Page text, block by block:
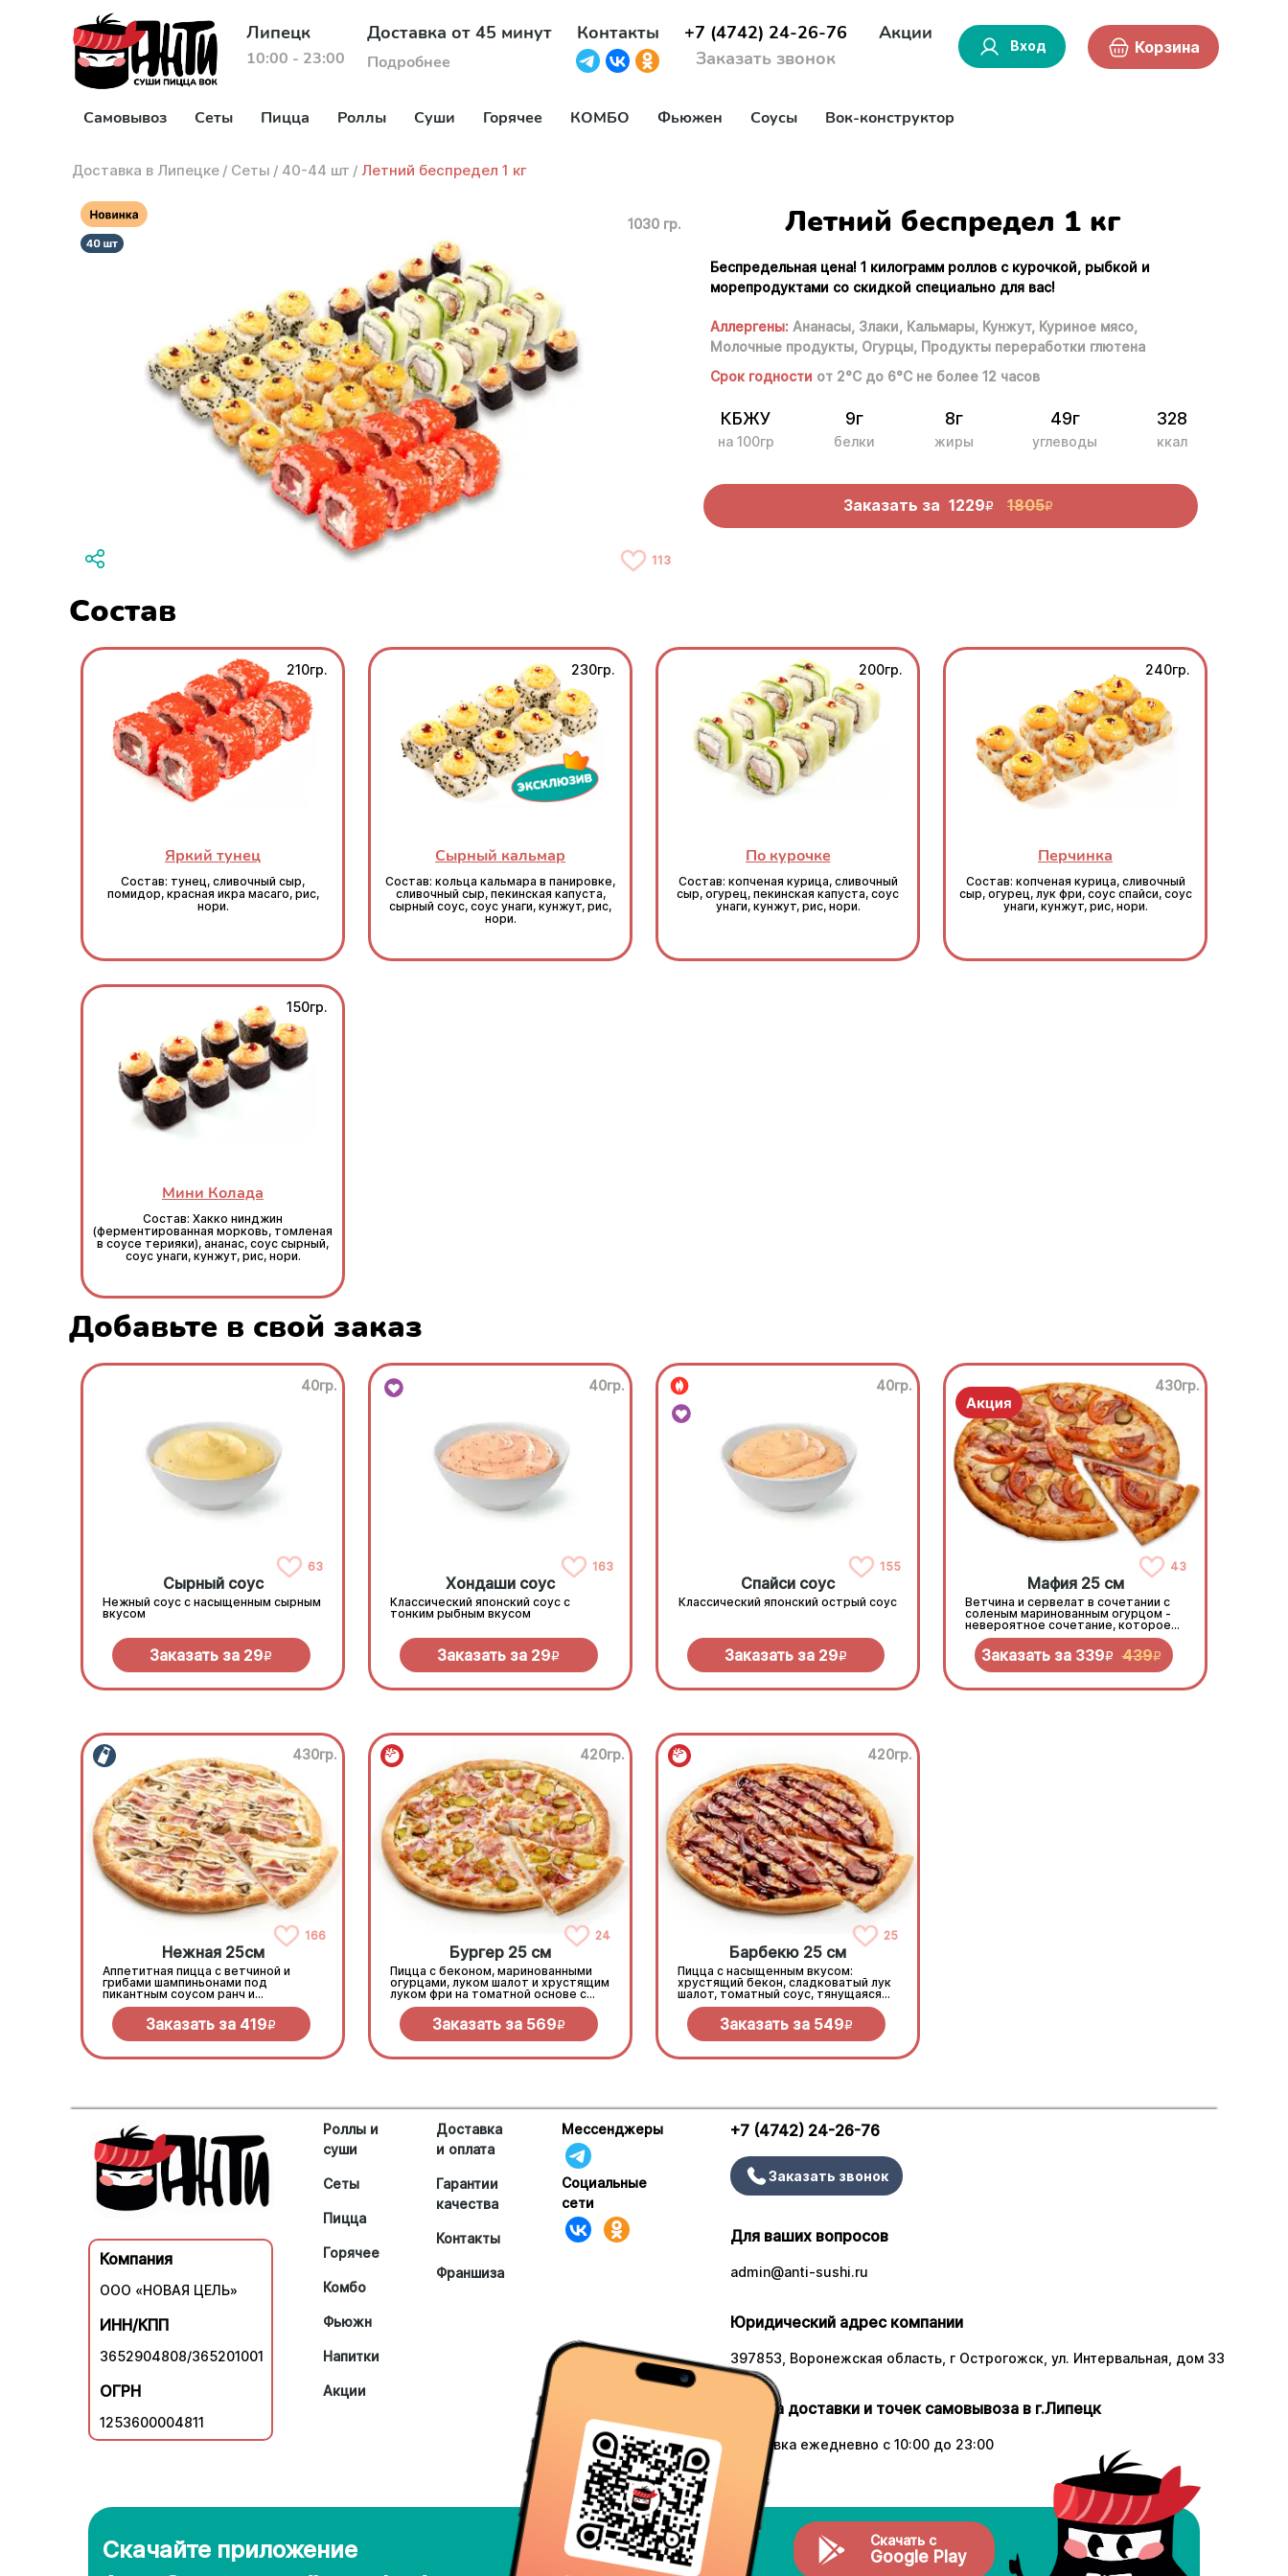
Липецк
10:00 - 23:00
Доставка от 45 минут
Подробнее
Контакты
+7 (4742) 24-26-76
Заказать звонок
Акции
Вход Корзина
Самовывоз Сеты Пицца Роллы Суши Горячее КОМБО Фьюжен Соусы Вок-конструктор
Доставка в Липецке / Сеты / 40-44 шт / Летний беспредел 1 кг
1030 гр.
113
Летний беспредел 1 кг
Беспредельная цена! 1 килограмм роллов с курочкой, рыбкой и
морепродуктами со скидкой специально для вас!
Аллергены: Ананасы, Злаки, Кальмары, Кунжут, Куриное мясо,
Молочные продукты, Огурцы, Продукты переработки глютена
Срок годности от 2°С до 6°С не более 12 часов
КБЖУ
на 100гр
9г
белки
8г
жиры
49г
углеводы
328
ккал
Заказать за 1229R 1805R
Состав
210гр.
Яркий тунец
Состав: тунец, сливочный сыр,
помидор, красная икра масаго, рис,
нори.
230гр.
Сырный кальмар
Состав: кольца кальмара в панировке,
сливочный сыр, пекинская капуста,
сырный соус, соус унаги, кунжут, рис,
нори.
200гр.
По курочке
Состав: копченая курица, сливочный
сыр, огурец, пекинская капуста, соус
унаги, кунжут, рис, нори.
240гр.
Перчинка
Состав: копченая курица, сливочный
сыр, огурец, лук фри, соус спайси, соус
унаги, кунжут, рис, нори.
150гр.
Мини Колада
Состав: Хакко нинджин
(ферментированная морковь, томленая
в соусе терияки), ананас, соус сырный,
соус унаги, кунжут, рис, нори.
Добавьте в свой заказ
40гр.
63
Сырный соус
Нежный соус с насыщенным сырным
вкусом
Заказать за 29R
40гр.
163
Хондаши соус
Классический японский соус с
тонким рыбным вкусом
Заказать за 29R
40гр.
155
Спайси соус
Классический японский острый соус
Заказать за 29R
430гр.
43
Мафия 25 см
Ветчина и сервелат в сочетании с
соленым маринованным огурцом -
невероятное сочетание, которое
нужно попробовать!
Заказать за 339R 439R
430гр.
166
Нежная 25см
Аппетитная пицца с ветчиной и
грибами шампиньонами под
пикантным соусом ранч и
моцареллой
Заказать за 419R
420гр.
24
Бургер 25 см
Пицца с беконом, маринованными
огурцами, луком шалот и хрустящим
луком фри на томатной основе с
моцареллой.
Заказать за 569R
420гр.
25
Барбекю 25 см
Пицца с насыщенным вкусом:
хрустящий бекон, сладковатый лук
шалот, томатный соус, тянущаяся
моцарелла и дымный прянный соус
барбекю.Заказать за 549R
Компания
ООО «НОВАЯ ЦЕЛЬ»
ИНН/КПП
3652904808/365201001
ОГРН
1253600004811
Роллы и
суши
Сеты
Пицца
Горячее
Комбо
Фьюжн
Напитки
Акции
Доставка
и оплата
Гарантии
качества
Контакты
Франшиза
Мессенджеры
Социальные
сети
+7 (4742) 24-26-76
Заказать звонок
Для ваших вопросов
admin@anti-sushi.ru
Юридический адрес компании
397853, Воронежская область, г Острогожск, ул. Интервальная, дом 33
Работа доставки и точек самовывоза в г.Липецк
Доставка ежедневно с 10:00 до 23:00
Скачайте приложение
Скачать с
Google Play